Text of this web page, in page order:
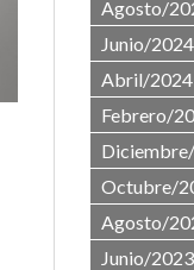
Agosto/
Junio/2024
Abril/2024
Febrero/
Octubre/
Agosto/
Junio/2023